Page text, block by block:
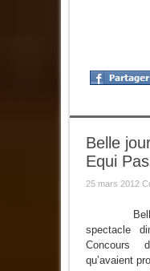
Belle
Equi
25 mars 2012
Belle
spectacle
Concours
qu’avaient